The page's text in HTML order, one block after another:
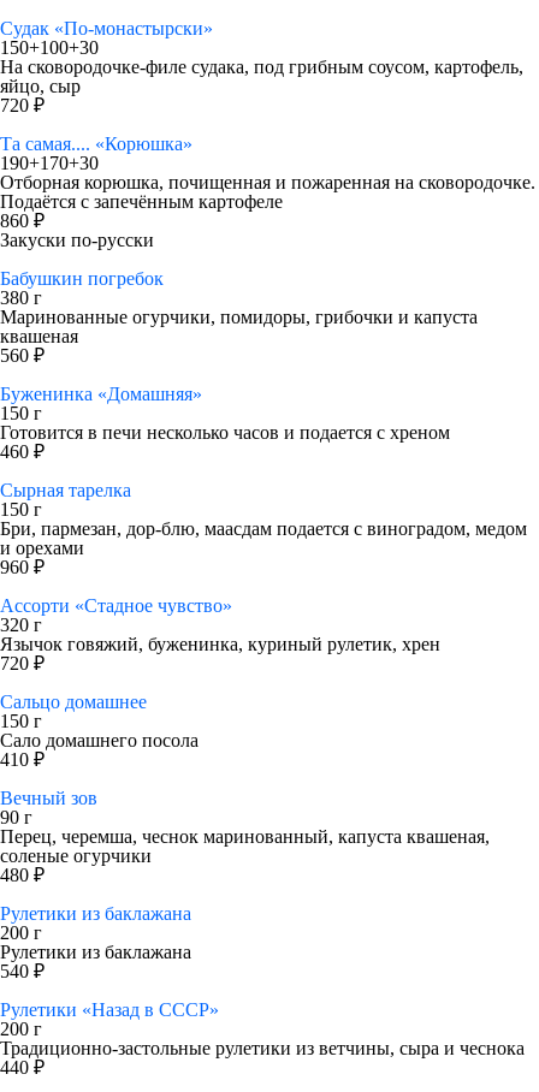
Судак «По-монастырски»
150+100+30
На сковородочке-филе судака, под грибным соусом, картофель,
яйцо, сыр
720 ₽
Та самая.... «Корюшка»
190+170+30
Отборная корюшка, почищенная и пожаренная на сковородочке.
Подаётся с запечённым картофеле
860 ₽
Закуски по-русски
Бабушкин погребок
380 г
Маринованные огурчики, помидоры, грибочки и капуста
квашеная
560 ₽
Буженинка «Домашняя»
150 г
Готовится в печи несколько часов и подается с хреном
460 ₽
Сырная тарелка
150 г
Бри, пармезан, дор-блю, маасдам подается с виноградом, медом
и орехами
960 ₽
Ассорти «Стадное чувство»
320 г
Язычок говяжий, буженинка, куриный рулетик, хрен
720 ₽
Сальцо домашнее
150 г
Сало домашнего посола
410 ₽
Вечный зов
90 г
Перец, черемша, чеснок маринованный, капуста квашеная,
соленые огурчики
480 ₽
Рулетики из баклажана
200 г
Рулетики из баклажана
540 ₽
Рулетики «Назад в СССР»
200 г
Традиционно-застольные рулетики из ветчины, сыра и чеснока
440 ₽